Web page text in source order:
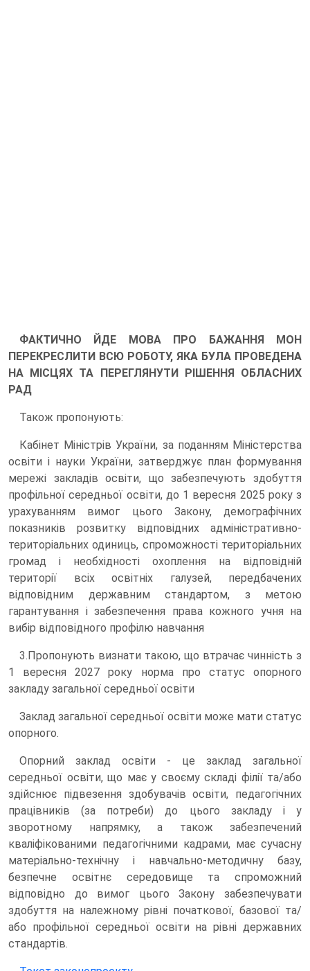
ФАКТИЧНО ЙДЕ МОВА ПРО БАЖАННЯ МОН
ПЕРЕКРЕСЛИТИ ВСЮ РОБОТУ, ЯКА БУЛА ПРОВЕДЕНА
НА МІСЦЯХ ТА ПЕРЕГЛЯНУТИ РІШЕННЯ ОБЛАСНИХ
РАД
Також пропонують:
Кабінет Міністрів України, за поданням Міністерства
освіти і науки України, затверджує план формування
мережі закладів освіти, що забезпечують здобуття
профільної середньої освіти, до 1 вересня 2025 року з
урахуванням вимог цього Закону, демографічних
показників розвитку відповідних адміністративно-
територіальних одиниць, спроможності територіальних
громад і необхідності охоплення на відповідній
території всіх освітніх галузей, передбачених
відповідним державним стандартом, з метою
гарантування і забезпечення права кожного учня на
вибір відповідного профілю навчання
3.Пропонують визнати такою, що втрачає чинність з
1 вересня 2027 року норма про статус опорного
закладу загальної середньої освіти
Заклад загальної середньої освіти може мати статус
опорного.
Опорний заклад освіти - це заклад загальної
середньої освіти, що має у своєму складі філії та/або
здійснює підвезення здобувачів освіти, педагогічних
працівників (за потреби) до цього закладу і у
зворотному напрямку, а також забезпечений
кваліфікованими педагогічними кадрами, має сучасну
матеріально-технічну і навчально-методичну базу,
безпечне освітнє середовище та спроможний
відповідно до вимог цього Закону забезпечувати
здобуття на належному рівні початкової, базової та/
або профільної середньої освіти на рівні державних
стандартів.